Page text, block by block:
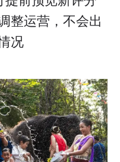
整运营，不会出
况